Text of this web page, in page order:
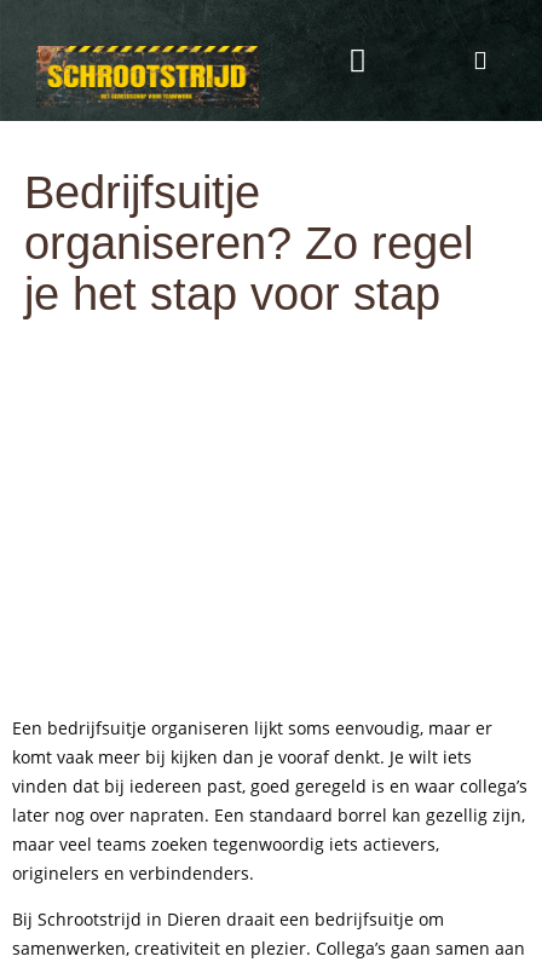
Bedrijfsuitje
organiseren? Zo regel
je het stap voor stap
Een bedrijfsuitje organiseren lijkt soms eenvoudig, maar er
komt vaak meer bij kijken dan je vooraf denkt. Je wilt iets
vinden dat bij iedereen past, goed geregeld is en waar collega’s
later nog over napraten. Een standaard borrel kan gezellig zijn,
maar veel teams zoeken tegenwoordig iets actievers,
originelers en verbindenders.
Bij Schrootstrijd in Dieren draait een bedrijfsuitje om
samenwerken, creativiteit en plezier. Collega’s gaan samen aan